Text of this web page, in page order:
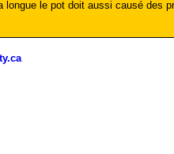
le pot doit aussi causé des